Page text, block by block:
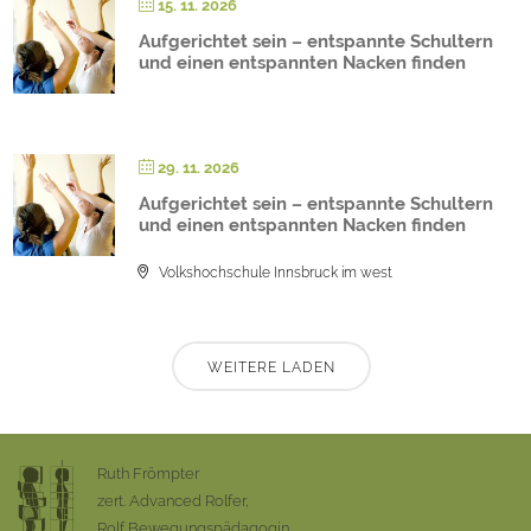
15. 11. 2026
Aufgerichtet sein – entspannte Schultern
und einen entspannten Nacken finden
29. 11. 2026
Aufgerichtet sein – entspannte Schultern
und einen entspannten Nacken finden
Volkshochschule Innsbruck im west
WEITERE LADEN
Ruth Frömpter
zert. Advanced Rolfer,